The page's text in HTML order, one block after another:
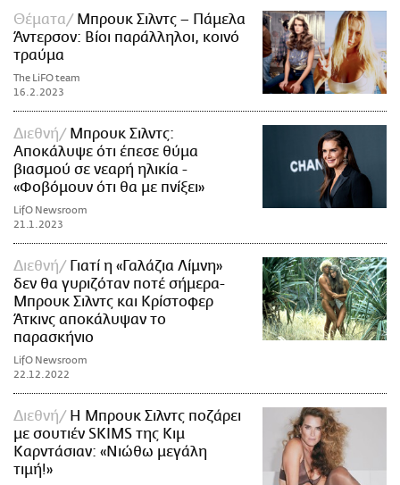
Θέματα
Μπρουκ Σιλντς – Πάμελα
Άντερσον: Βίοι παράλληλοι, κοινό
τραύμα
The LiFO team
16.2.2023
Διεθνή
Μπρουκ Σιλντς:
Αποκάλυψε ότι έπεσε θύμα
βιασμού σε νεαρή ηλικία -
«Φοβόμουν ότι θα με πνίξει»
LifO Newsroom
21.1.2023
Διεθνή
Γιατί η «Γαλάζια Λίμνη»
δεν θα γυριζόταν ποτέ σήμερα-
Μπρουκ Σιλντς και Κρίστοφερ
Άτκινς αποκάλυψαν το
παρασκήνιο
LifO Newsroom
22.12.2022
Διεθνή
Η Μπρουκ Σιλντς ποζάρει
με σουτιέν SKIMS της Κιμ
Καρντάσιαν: «Νιώθω μεγάλη
τιμή!»